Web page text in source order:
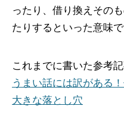
ったり、借り換えその
たりするといった意味で
これまでに書いた参考
うまい話には訳がある
大きな落とし穴